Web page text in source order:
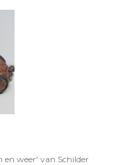
en weer' van Schilder